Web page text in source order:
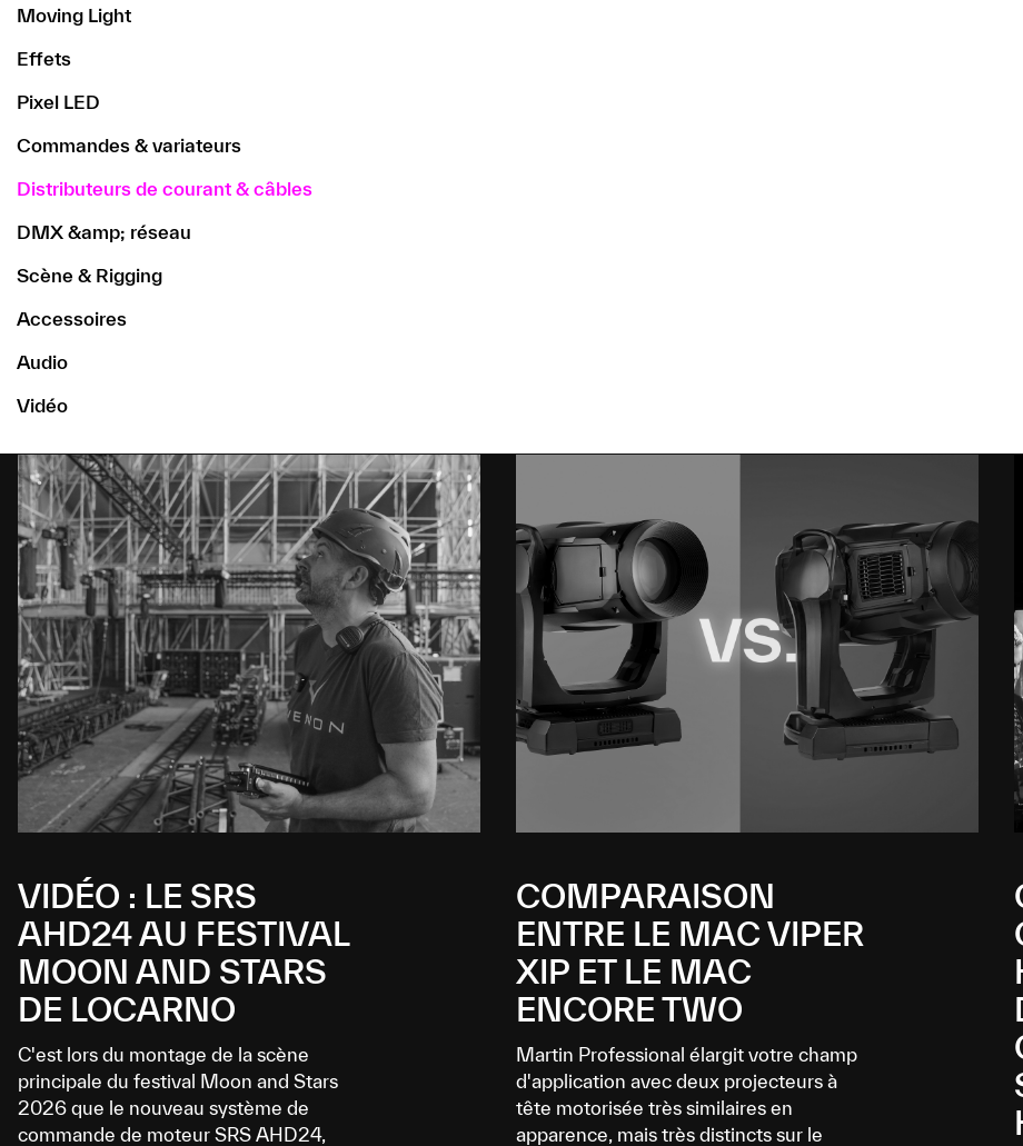
Moving Light
Effets
Pixel LED
Commandes & variateurs
Distributeurs de courant & câbles
DMX &amp; réseau
Scène & Rigging
Accessoires
Audio
Vidéo
VIDÉO : LE SRS
AHD24 AU FESTIVAL
MOON AND STARS
DE LOCARNO
C'est lors du montage de la scène
principale du festival Moon and Stars
2026 que le nouveau système de
commande de moteur SRS AHD24,
COMPARAISON
ENTRE LE MAC VIPER
XIP ET LE MAC
ENCORE TWO
Martin Professional élargit votre champ
d'application avec deux projecteurs à
tête motorisée très similaires en
apparence, mais très distincts sur le